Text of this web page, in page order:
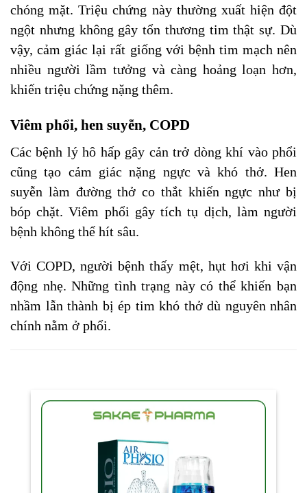
chóng mặt. Triệu chứng này thường xuất hiện đột
ngột nhưng không gây tổn thương tim thật sự. Dù
vậy, cảm giác lại rất giống với bệnh tim mạch nên
nhiều người lầm tưởng và càng hoảng loạn hơn,
khiến triệu chứng nặng thêm.
Viêm phổi, hen suyễn, COPD
Các bệnh lý hô hấp gây cản trở dòng khí vào phổi
cũng tạo cảm giác nặng ngực và khó thở. Hen
suyễn làm đường thở co thắt khiến ngực như bị
bóp chặt. Viêm phổi gây tích tụ dịch, làm người
bệnh không thể hít sâu.
Với COPD, người bệnh thấy mệt, hụt hơi khi vận
động nhẹ. Những tình trạng này có thể khiến bạn
nhầm lẫn thành bị ép tim khó thở dù nguyên nhân
chính nằm ở phổi.